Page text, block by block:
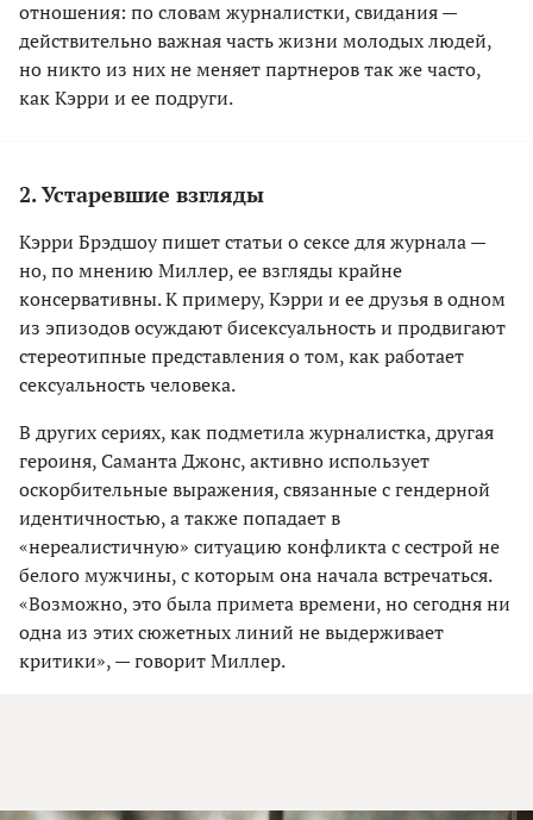
отношения: по словам журналистки, свидания —
действительно важная часть жизни молодых людей,
но никто из них не меняет партнеров так же часто,
как Кэрри и ее подруги.
2. Устаревшие взгляды
Кэрри Брэдшоу пишет статьи о сексе для журнала —
но, по мнению Миллер, ее взгляды крайне
консервативны. К примеру, Кэрри и ее друзья в одном
из эпизодов осуждают бисексуальность и продвигают
стереотипные представления о том, как работает
сексуальность человека.
В других сериях, как подметила журналистка, другая
героиня, Саманта Джонс, активно использует
оскорбительные выражения, связанные с гендерной
идентичностью, а также попадает в
«нереалистичную» ситуацию конфликта с сестрой не
белого мужчины, с которым она начала встречаться.
«Возможно, это была примета времени, но сегодня ни
одна из этих сюжетных линий не выдерживает
критики», — говорит Миллер.